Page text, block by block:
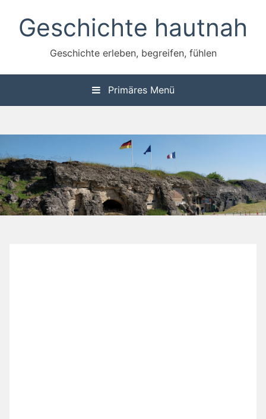
Inhalt
springenGeschichte hautnah
Geschichte erleben, begreifen, fühlen
Primäres Menü